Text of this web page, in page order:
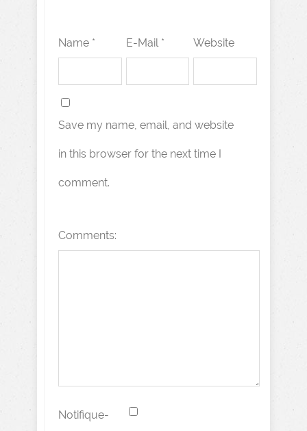
Name * E-Mail * Website
Save my name, email, and website
in this browser for the next time I
comment.
Comments:
Notifique-